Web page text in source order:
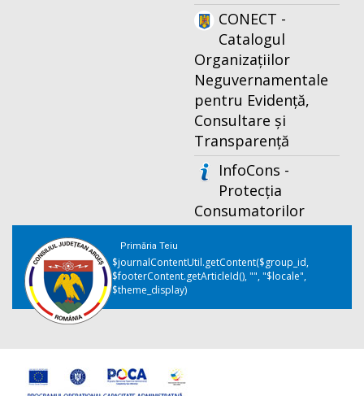
CONECT -
Catalogul
Organizațiilor
Neguvernamentale
pentru Evidență,
Consultare și
Transparență
InfoCons -
Protecția
Consumatorilor
Primăria Teiu
$journalContentUtil.getContent($group_id,
$footerContent.getArticleId(), "", "$locale",
$theme_display)